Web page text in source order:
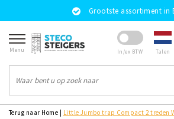
Grootste assortiment in
Menu In/ex BTW Talen
Terug naar Home Little Jumbo trap Compact 2 treden